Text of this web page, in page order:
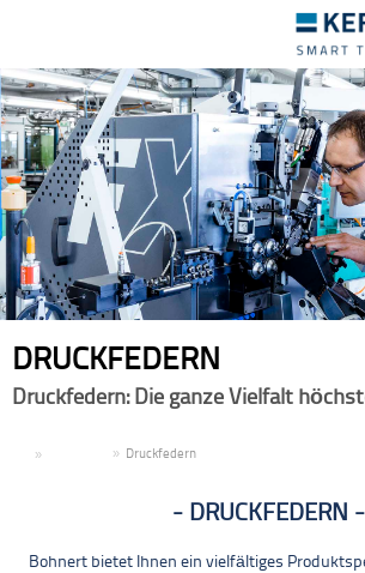
navigation
DRUCKFEDERN
Druckfedern: Die ganze Vielfalt
Druckfedern
DRUCKFEDERN
Bohnert bietet Ihnen ein vielfältiges